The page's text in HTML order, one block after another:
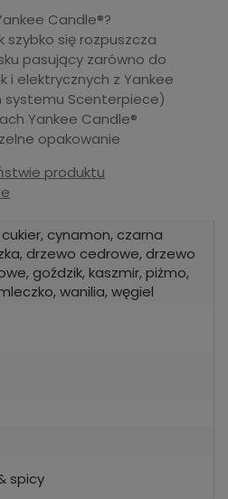
Candle®?
szybko się rozpuszcza
pasujący zarówno do
i elektrycznych z Yankee
systemu Scenterpiece)
Yankee Candle®
opakowanie
produktu
cynamon, czarna
drzewo cedrowe, drzewo
goździk, kaszmir, piżmo,
wanilia, węgiel
spicy